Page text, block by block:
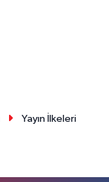
Yayın İlkeleri